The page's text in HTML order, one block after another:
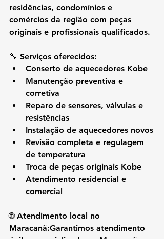
residências, condomínios e
comércios da região com peças
originais e profissionais qualificados.
🔧 Serviços oferecidos:
Conserto de aquecedores Kobe
Manutenção preventiva e
corretiva
Reparo de sensores, válvulas e
resistências
Instalação de aquecedores novos
Revisão completa e regulagem
de temperatura
Troca de peças originais Kobe
Atendimento residencial e
comercial
🌐 Atendimento local no
Maracanã:Garantimos atendimento